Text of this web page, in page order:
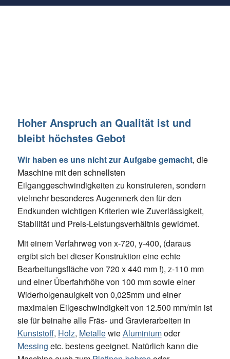
Hoher Anspruch an Qualität ist und
bleibt höchstes Gebot
Wir haben es uns nicht zur Aufgabe gemacht, die
Maschine mit den schnellsten
Eilganggeschwindigkeiten zu konstruieren, sondern
vielmehr besonderes Augenmerk den für den
Endkunden wichtigen Kriterien wie Zuverlässigkeit,
Stabilität und Preis-Leistungsverhältnis gewidmet.
Mit einem Verfahrweg von x-720, y-400, (daraus
ergibt sich bei dieser Konstruktion eine echte
Bearbeitungsfläche von 720 x 440 mm !), z-110 mm
und einer Überfahrhöhe von 100 mm sowie einer
Widerholgenauigkeit von 0,025mm und einer
maximalen Eilgeschwindigkeit von 12.500 mm/min ist
sie für beinahe alle Fräs- und Gravierarbeiten in
Kunststoff, Holz, MetallewieAluminiumoder
Messing etc. bestens geeignet. Natürlich kann die